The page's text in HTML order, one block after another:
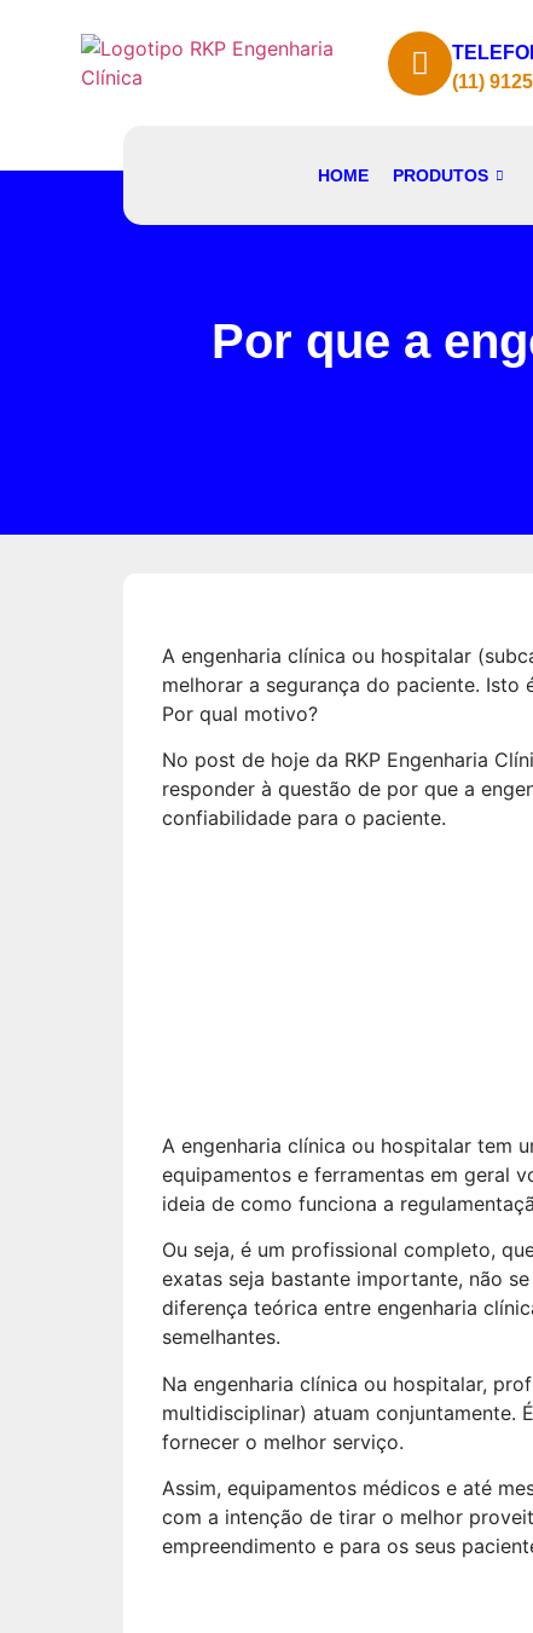
(11)
HOME PRODUTOS
Por que a
A engenharia clínica ou hospitalar
melhorar a segurança do paciente.
Por qual motivo?
No post de hoje da RKP Engenharia
responder à questão de por que a
confiabilidade para o paciente.
A engenharia clínica ou hospitalar tem
equipamentos e ferramentas em geral
ideia de como funciona a
Ou seja, é um profissional completo,
exatas seja bastante importante, não
diferença teórica entre engenharia
semelhantes.
Na engenharia clínica ou hospitalar,
multidisciplinar) atuam conjuntamente.
fornecer o melhor serviço.
Assim, equipamentos médicos e até
com a intenção de tirar o melhor
empreendimento e para os seus